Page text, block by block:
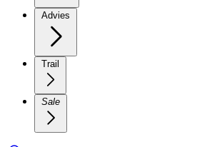
Advies
Trail
Sale